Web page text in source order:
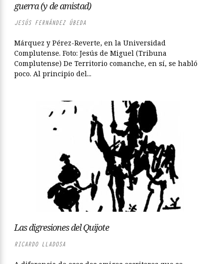
guerra (y de amistad)
JESÚS FERNÁNDEZ ÚBEDA
Márquez y Pérez-Reverte, en la Universidad
Complutense. Foto: Jesús de Miguel (Tribuna
Complutense) De Territorio comanche, en sí, se habló
poco. Al principio del...
Las digresiones del Quijote
RICARDO LLADOSA